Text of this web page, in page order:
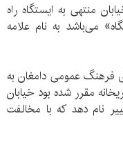
منتهی به ایستگاه راه
می‌باشد به نام علامه
فرهنگ عمومی دامغان به
مقرر شده بود خیابان
نام دهد که با مخالفت